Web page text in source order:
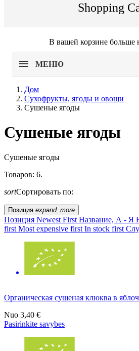
Shopping
В вашей корзине больше
МЕНЮ
Дом
Сухофрукты, ягоды и овощи
Сушеные ягоды
Сельское хозяйство ЕС?
Сушеные ягоды
Сушеные ягоды
Товаров: 6.
sortСортировать по:
Позиция expand_more
Позиция Newest First Название, А - Я
first Most expensive first In stock first
Органическая сушеная клюква в
Nuo 3,40 €
Pasirinkite savybes